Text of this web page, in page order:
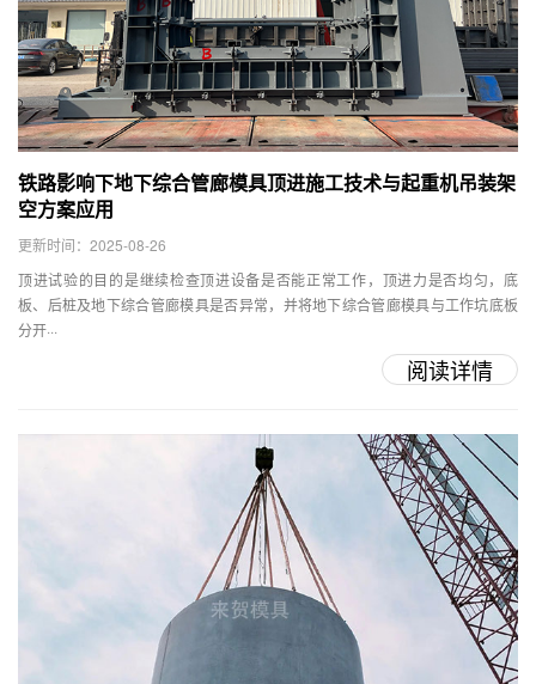
铁路影响下地下综合管廊模具顶进施工技术与起重机吊装架
空方案应用
更新时间：2025-08-26
顶进试验的目的是继续检查顶进设备是否能正常工作，顶进力是否均匀，底
板、后桩及地下综合管廊模具​是否异常，并将地下综合管廊模具与工作坑底板
分开···
阅读详情